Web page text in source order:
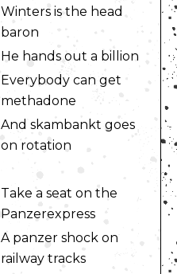
Winters is the head
baron
He hands out a billion
Everybody can get
methadone
And skambankt goes
on rotation
Take a seat on the
Panzerexpress
A panzer shock on
railway tracks